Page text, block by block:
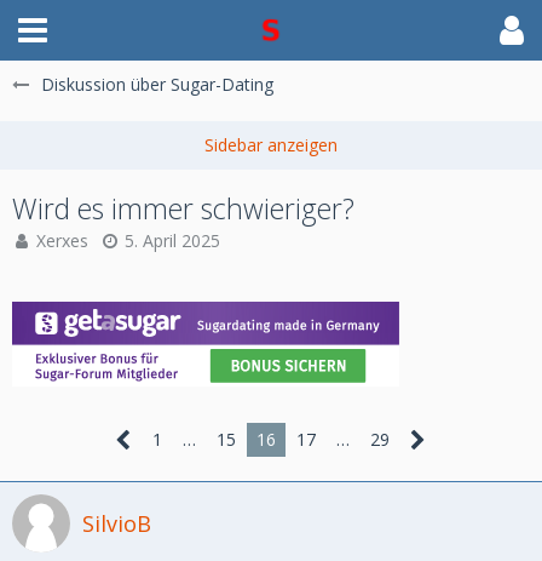
Diskussion über Sugar-Dating
Wird es immer schwieriger?
Xerxes 5. April 2025
1 … 15 16 17 … 29
SilvioB